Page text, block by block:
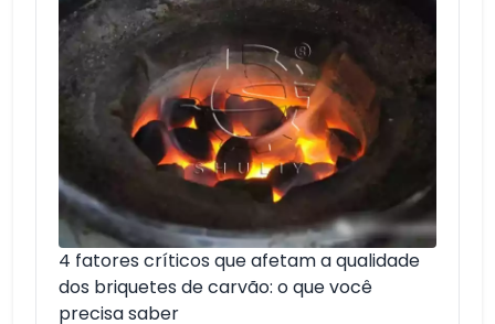
4 fatores críticos que afetam a qualidade
dos briquetes de carvão: o que você
precisa saber